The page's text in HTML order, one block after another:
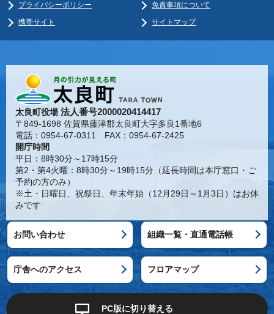
プライバシーポリシー
免責事項について
携帯サイト
サイトマップ
太良町役場法人番号2000020414417
〒849-1698 佐賀県藤津郡太良町大字多良1番地6
電話：0954-67-0311 FAX：0954-67-2425
開庁時間
平日：8時30分～17時15分
第2・第4火曜：8時30分～19時15分（延長時間は本庁窓口・ご
予約の方のみ）
※土・日曜日、祝祭日、年末年始（12月29日～1月3日）はお休
みです
お問い合わせ 組織一覧・直通電話帳
庁舎へのアクセス フロアマップ
PC版に切り替える